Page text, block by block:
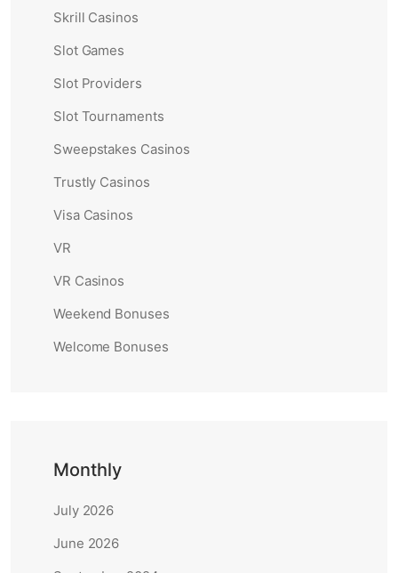
Skrill Casinos
Slot Games
Slot Providers
Slot Tournaments
Sweepstakes Casinos
Trustly Casinos
Visa Casinos
VR
VR Casinos
Weekend Bonuses
Welcome Bonuses
Monthly
July 2026
June 2026